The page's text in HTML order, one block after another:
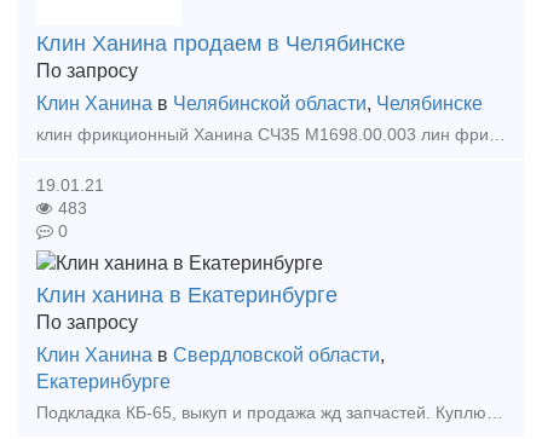
Клин Ханина продаем в Челябинске
По запросу
Клин Ханина в Челябинской области, Челябинске
клин фрикционный Ханина СЧ35 М1698.00.003 лин фрикционный или клин «Ханина» (чертеж № М1698.00.002 СЧ-25 и М1698.00.003 СЧ-35,) относится кизносостойким элементам по проекту модернизации гр
19.01.21
483
0
Клин ханина в Екатеринбурге
По запросу
Клин Ханина в Свердловской области,
Екатеринбурге
Подкладка КБ-65, выкуп и продажа жд запчастей. Куплю железнодорожные запчасти, колодки вагонные, рельсы, шпалы, стрелочные переводы. Хотите продать жд запчасти? Покупаем колодку вагонну